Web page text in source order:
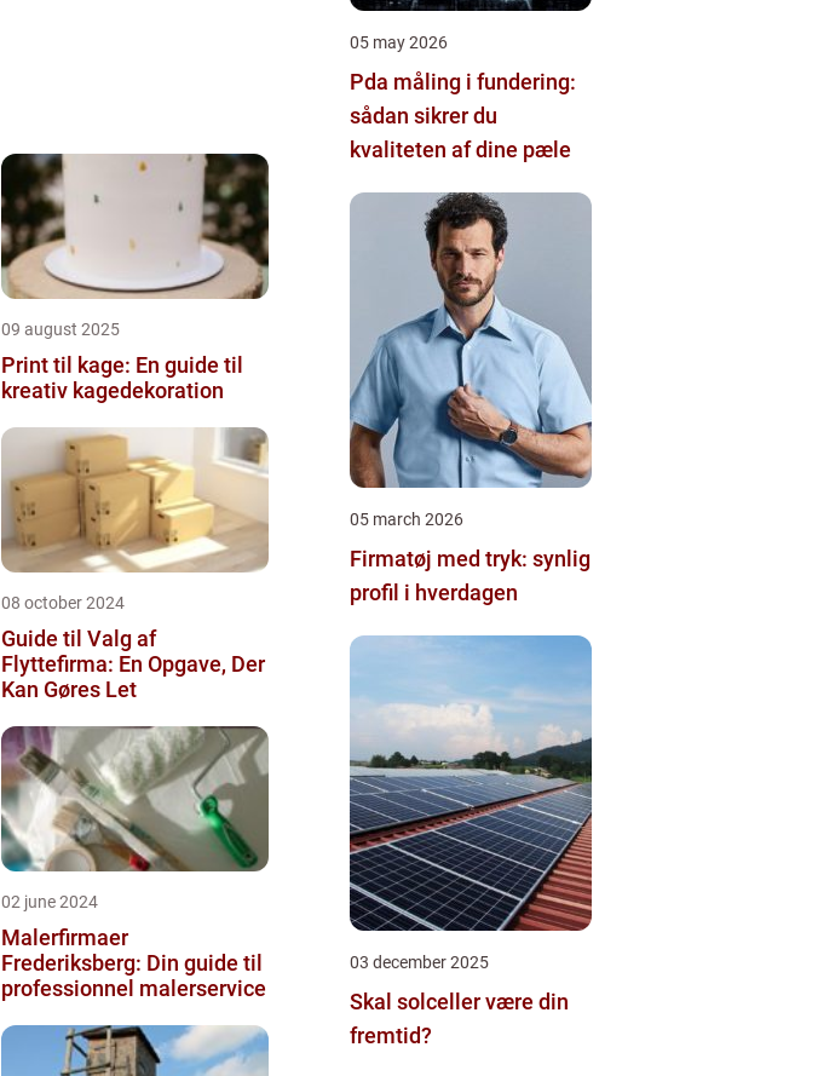
09 august 2025
Print til kage: En guide til
kreativ kagedekoration
08 october 2024
Guide til Valg af
Flyttefirma: En Opgave, Der
Kan Gøres Let
02 june 2024
Malerfirmaer
Frederiksberg: Din guide til
professionnel malerservice
05 may 2026
Pda måling i fundering:
sådan sikrer du
kvaliteten af dine pæle
05 march 2026
Firmatøj med tryk: synlig
profil i hverdagen
03 december 2025
Skal solceller være din
fremtid?